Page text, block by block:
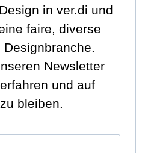
in ver.di und
faire, diverse
Newsletter
und auf
bleiben.